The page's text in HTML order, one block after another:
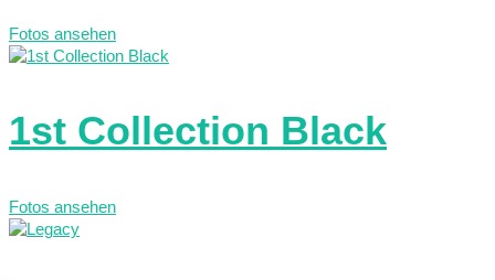
Fotos ansehen
1st Collection Black
Fotos ansehen